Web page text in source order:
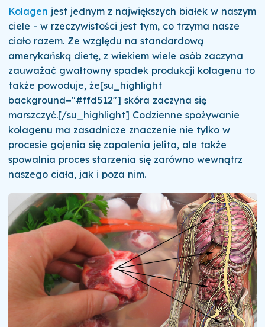
Kolagen jest jednym z największych białek w naszym
ciele - w rzeczywistości jest tym, co trzyma nasze
ciało razem. Ze względu na standardową
amerykańską dietę, z wiekiem wiele osób zaczyna
zauważać gwałtowny spadek produkcji kolagenu to
także powoduje, że[su_highlight
background="#ffd512"] skóra zaczyna się
marszczyć.[/su_highlight] Codzienne spożywanie
kolagenu ma zasadnicze znaczenie nie tylko w
procesie gojenia się zapalenia jelita, ale także
spowalnia proces starzenia się zarówno wewnątrz
naszego ciała, jak i poza nim.